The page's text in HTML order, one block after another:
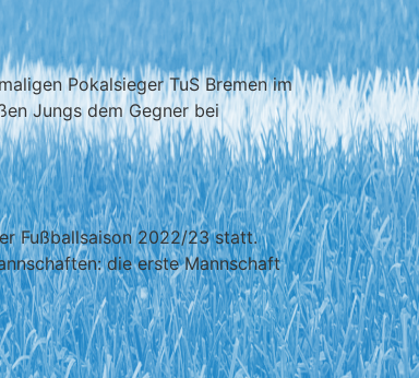
Pokalsieger TuS Bremen im
Jungs dem Gegner bei
Fußballsaison 2022/23 statt.
die erste Mannschaft